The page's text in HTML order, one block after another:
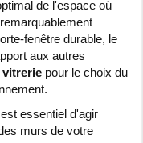
de l'espace où
remarquablement
fenêtre durable, le
aux autres
vitrerie pour le choix du
essentiel d'agir
murs de votre